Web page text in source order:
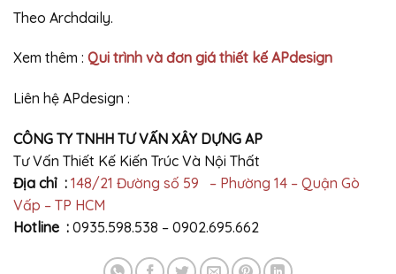
Theo Archdaily.
Xem thêm : Qui trình và đơn giá thiết kế APdesign
Liên hệ APdesign :
CÔNG TY TNHH TƯ VẤN XÂY DỰNG AP
Tư Vấn Thiết Kế Kiến Trúc Và Nội Thất
Địa chỉ : 148/21 Đường số 59 – Phường 14 – Quận Gò
Vấp – TP HCM
Hotline : 0935.598.538 – 0902.695.662